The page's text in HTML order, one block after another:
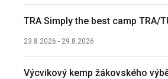
TRA Simply the best camp TRA/
23.8.2026 - 29.8.2026
Výcvikový kemp žákovského